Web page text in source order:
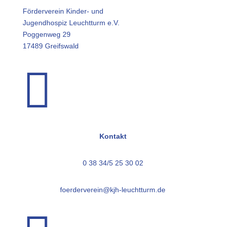
Förderverein Kinder- und
Jugendhospiz Leuchtturm e.V.
Poggenweg 29
17489 Greifswald

Kontakt
0 38 34/5 25 30 02
foerderverein@kjh-leuchtturm.de